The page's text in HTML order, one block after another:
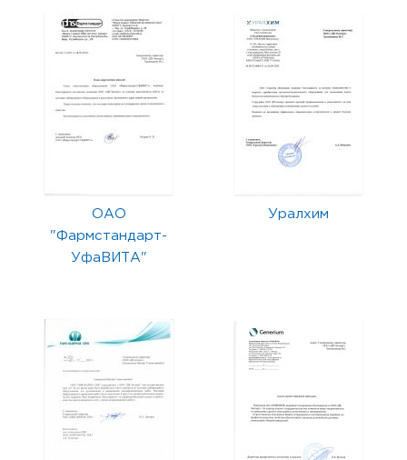
ОАО
"Фармстандарт-
УфаВИТА"
Уралхим